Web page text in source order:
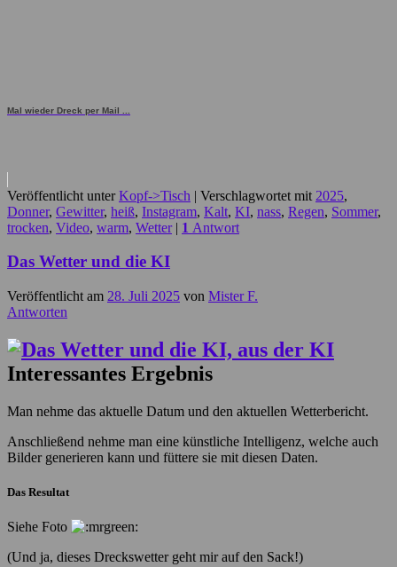
Mal wieder Dreck per Mail ...
Veröffentlicht unter Kopf->Tisch | Verschlagwortet mit 2025,
Donner, Gewitter, heiß, Instagram, Kalt, KI, nass, Regen, Sommer,
trocken, Video, warm, Wetter | 1 Antwort
Das Wetter und die KI
Veröffentlicht am 28. Juli 2025 von Mister F.
Antworten
Interessantes Ergebnis
Man nehme das aktuelle Datum und den aktuellen Wetterbericht.
Anschließend nehme man eine künstliche Intelligenz, welche auch
Bilder generieren kann und füttere sie mit diesen Daten.
Das Resultat
Siehe Foto
(Und ja, dieses Dreckswetter geht mir auf den Sack!)